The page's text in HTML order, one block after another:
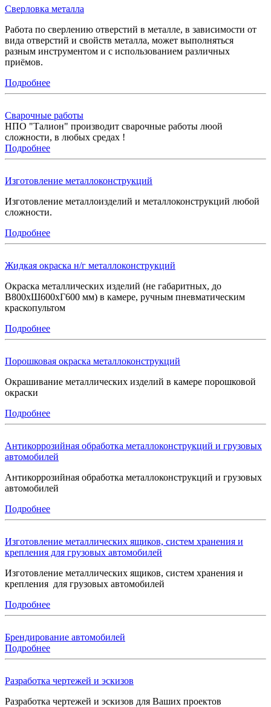
Сверловка металла
Работа по сверлению отверстий в металле, в зависимости от
вида отверстий и свойств металла, может выполняться
разным инструментом и с использованием различных
приёмов.
Подробнее
Сварочные работы
НПО "Талион" производит сварочные работы люой
сложности, в любых средах !
Подробнее
Изготовление металлоконструкций
Изготовление металлоизделий и металлоконструкций любой
сложности.
Подробнее
Жидкая окраска н/г металлоконструкций
Окраска металлических изделий (не габаритных, до
В800хШ600хГ600 мм) в камере, ручным пневматическим
краскопультом
Подробнее
Порошковая окраска металлоконструкций
Окрашивание металлических изделий в камере порошковой
окраски
Подробнее
Антикоррозийная обработка металлоконструкций и грузовых
автомобилей
Антикоррозийная обработка металлоконструкций и грузовых
автомобилей
Подробнее
Изготовление металлических ящиков, систем хранения и
крепления для грузовых автомобилей
Изготовление металлических ящиков, систем хранения и
крепления для грузовых автомобилей
Подробнее
Брендирование автомобилей
Подробнее
Разработка чертежей и эскизов
Разработка чертежей и эскизов для Ваших проектов